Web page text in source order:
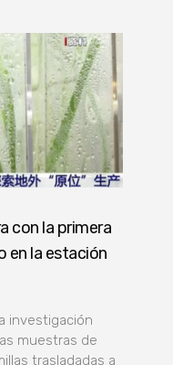
con la primera
en la estación
investigación
muestras de
trasladadas a